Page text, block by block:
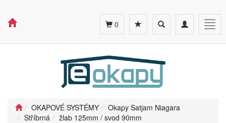
Toggle
navigation
Toggle
search
0
OKAPOVÉ SYSTÉMY
Okapy Satjam Niagara
Stříbrná
žlab 125mm / svod 90mm